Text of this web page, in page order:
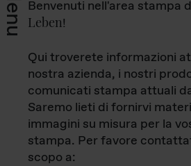
Benvenuti nell'area stampa
Leben!
Qui troverete informazioni
nostra azienda, i nostri
comunicati stampa attuali
Saremo lieti di fornirvi
immagini su misura per la
stampa. Per favore
scopo a: